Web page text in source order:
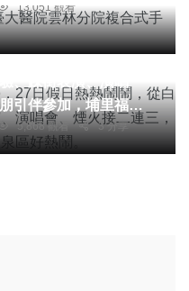
13,051 觀看
，27日假日熱熱鬧
引伴參加，埔里福興
5,868 觀看 3 分享